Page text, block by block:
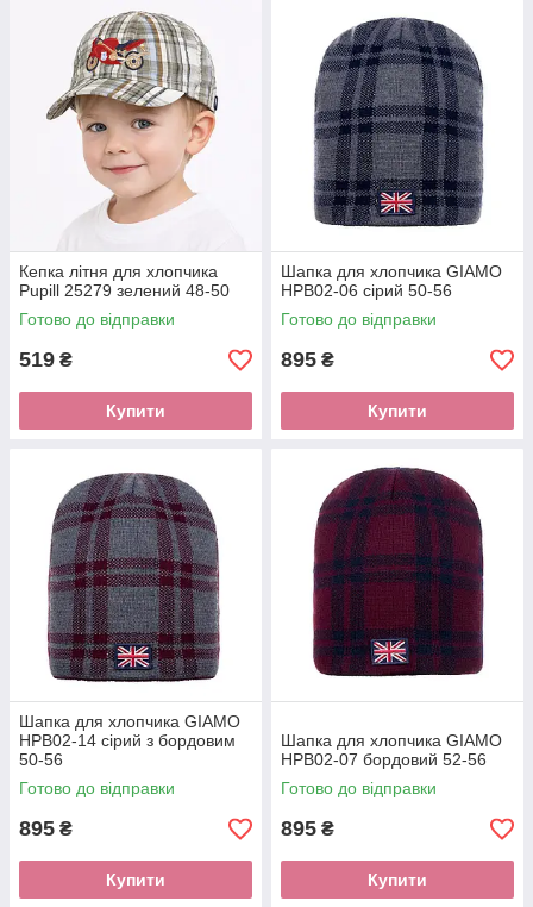
Кепка літня для хлопчика
Pupill 25279 зелений 48-50
Готово до відправки
519 ₴
Купити
Шапка для хлопчика GIAMO
HPB02-06 сірий 50-56
Готово до відправки
895 ₴
Купити
Шапка для хлопчика GIAMO
HPB02-14 сірий з бордовим
50-56
Готово до відправки
895 ₴
Купити
Шапка для хлопчика GIAMO
HPB02-07 бордовий 52-56
Готово до відправки
895 ₴
Купити